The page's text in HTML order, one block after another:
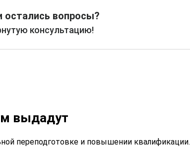
вопросы?
консультацию!
выдадут
переподготовке и повышении квалификации.